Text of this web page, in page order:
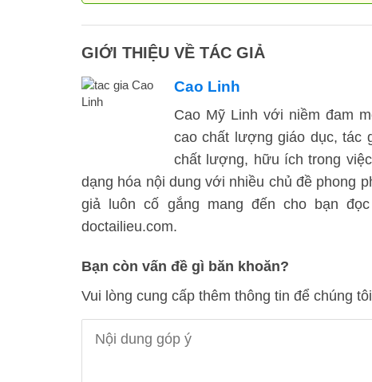
GIỚI THIỆU VỀ TÁC GIẢ
Cao Linh
Cao Mỹ Linh với niềm đam
cao chất lượng giáo dục, tác
chất lượng, hữu ích trong
dạng hóa nội dung với nhiều chủ đề phong
giả luôn cố gắng mang đến cho bạn
doctailieu.com.
Bạn còn vấn đề gì băn khoăn?
Vui lòng cung cấp thêm thông tin để chúng